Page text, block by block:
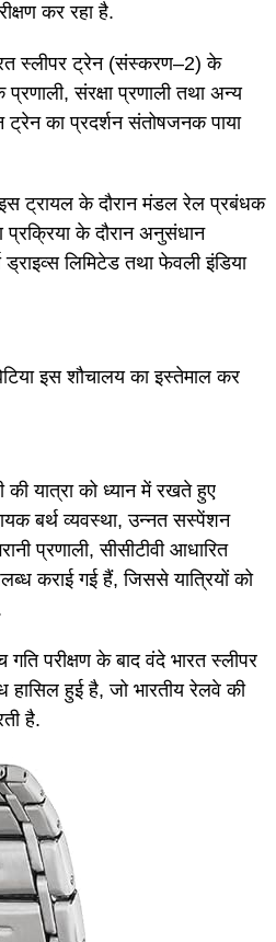
कर रहा है.
स्लीपर ट्रेन (संस्करण–2) के
संरक्षा प्रणाली तथा अन्य
ट्रेन का प्रदर्शन संतोषजनक पाया
ट्रायल के दौरान मंडल रेल प्रबंधक
प्रक्रिया के दौरान अनुसंधान
लिमिटेड तथा फेवली इंडिया
इस शौचालय का इस्तेमाल कर
की यात्रा को ध्यान में रखते हुए
बर्थ व्यवस्था, उन्नत सस्पेंशन
प्रणाली, सीसीटीवी आधारित
कराई गई हैं, जिससे यात्रियों को
परीक्षण के बाद वंदे भारत स्लीपर
हासिल हुई है, जो भारतीय रेलवे की
है.